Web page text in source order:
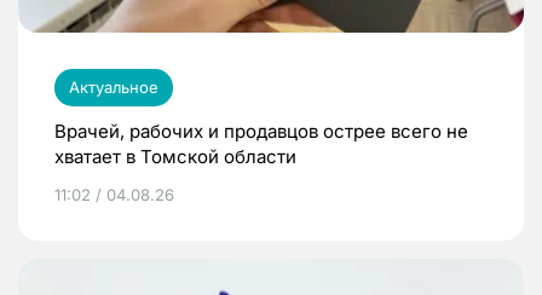
Актуальное
Врачей, рабочих и продавцов острее всего не
хватает в Томской области
11:02 / 04.08.26